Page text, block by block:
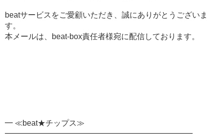
beatサービスをご愛顧いただき、誠にありがとうございま
す。
本メールは、beat-box責任者様宛に配信しております。
━ ≪beat★チップス≫